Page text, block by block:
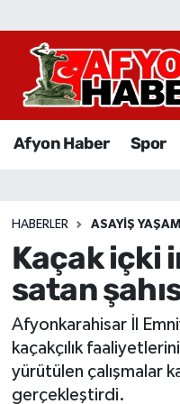
Afyon Haber Spor
HABERLER ASAYIŞ YAŞAM
Kaçak içki
satan
Afyonkarahisar İl
kaçakçılık
yürütülen çalışmalar
gerçekleştirdi.
Afyon Haber
Sağlık
Eğitim
Sivil Toplum
Ekonomi